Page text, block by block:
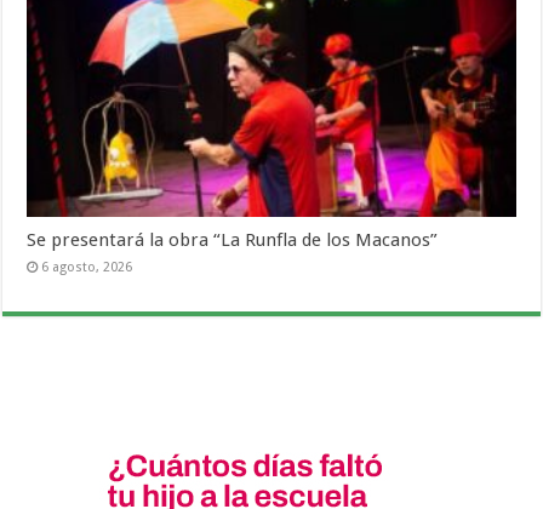
Se presentará la obra “La Runfla de los Macanos”
6 agosto, 2026